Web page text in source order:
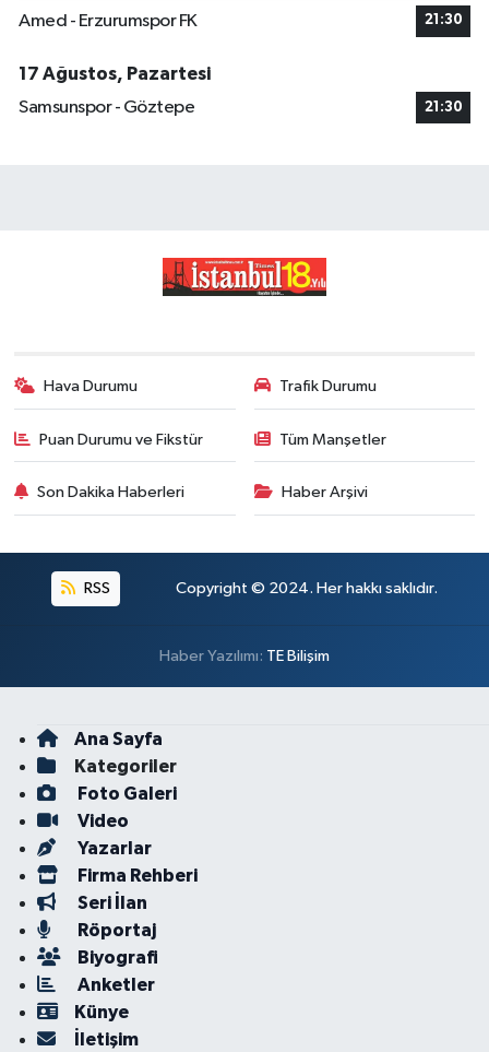
Amed - Erzurumspor FK 21:30
17 Ağustos, Pazartesi
Samsunspor - Göztepe
21:30
Hava Durumu Trafik Durumu
Puan Durumu ve Fikstür Tüm Manşetler
Son Dakika Haberleri Haber Arşivi
RSS Copyright © 2024. Her hakkı saklıdır.
Haber Yazılımı: TE Bilişim
Ana Sayfa
Kategoriler
Foto Galeri
Video
Yazarlar
Firma Rehberi
Seri İlan
Röportaj
Biyografi
Anketler
Künye
İletişim